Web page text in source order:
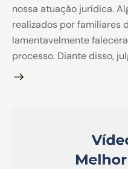
nossa atuação jurídica.
realizados por familiares
lamentavelmente
processo. Diante disso,